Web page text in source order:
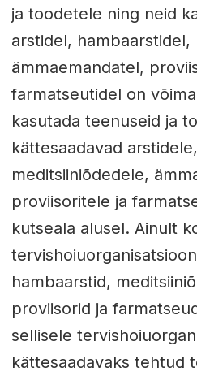
ja toodetele ning neid
arstidel, hambaarstidel,
ämmaemandatel,
farmatseutidel on
kasutada teenuseid ja
kättesaadavad
meditsiiniõdedele,
proviisoritele ja
kutseala alusel. Ainult
hambaarstid,
proviisorid ja
sellisele
kättesaadavaks tehtud